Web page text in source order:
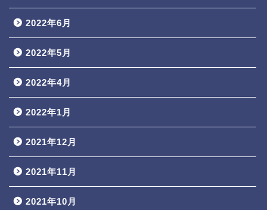
2022年6月
2022年5月
2022年4月
2022年1月
2021年12月
2021年11月
2021年10月